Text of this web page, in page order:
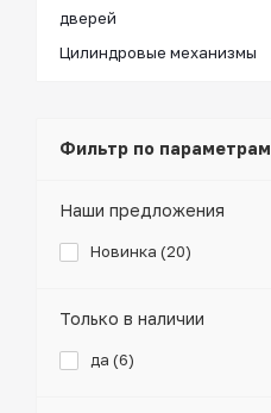
дверей
Цилиндровые механизмы
Фильтр по параметрам
Наши предложения
Новинка (20)
Только в наличии
да (6)